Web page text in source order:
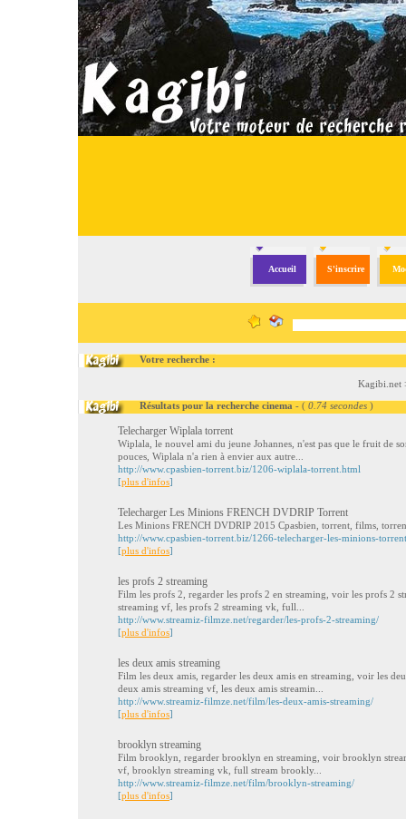
Accueil S'inscrire
Votre recherche :
Kagibi.net
Résultats pour la recherche cinema - ( 0.74 secondes )
Telecharger Wiplala torrent
Wiplala, le nouvel ami du jeune Johannes, n'est pas que le fruit de
pouces, Wiplala n'a rien à envier aux autre...
http://www.cpasbien-torrent.biz/1206-wiplala-torrent.html
[plus d'infos]
Telecharger Les Minions FRENCH DVDRIP Torrent
Les Minions FRENCH DVDRIP 2015 Cpasbien, torrent, films,
http://www.cpasbien-torrent.biz/1266-telecharger-les-minions-
[plus d'infos]
les profs 2 streaming
Film les profs 2, regarder les profs 2 en streaming, voir les profs 2
streaming vf, les profs 2 streaming vk, full...
http://www.streamiz-filmze.net/regarder/les-profs-2-streaming/
[plus d'infos]
les deux amis streaming
Film les deux amis, regarder les deux amis en streaming, voir les
deux amis streaming vf, les deux amis streamin...
http://www.streamiz-filmze.net/film/les-deux-amis-streaming/
[plus d'infos]
brooklyn streaming
Film brooklyn, regarder brooklyn en streaming, voir brooklyn
vf, brooklyn streaming vk, full stream brookly...
http://www.streamiz-filmze.net/film/brooklyn-streaming/
[plus d'infos]